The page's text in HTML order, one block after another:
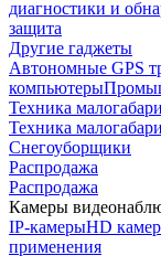
диагностики и
защита
Другие гаджеты
Автономные GPS
компьютеры
Техника
Техника
Снегоуборщики
Распродажа
Распродажа
Камеры
IP-камерыHD
применения